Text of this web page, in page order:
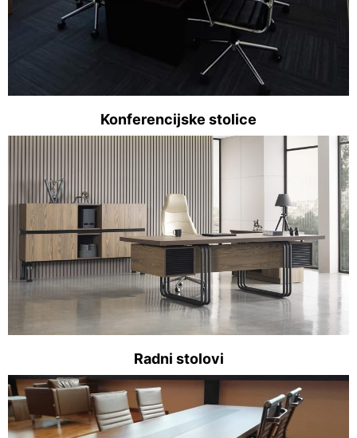
Konferencijske stolice
Radni stolovi